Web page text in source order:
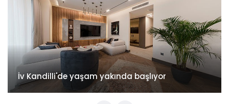
İv Kandilli'de yaşam yakında başlıyor